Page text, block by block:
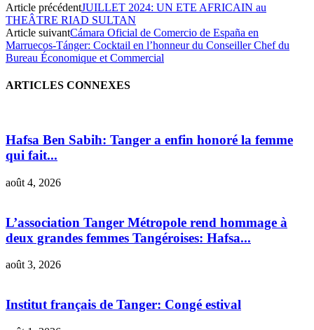
Article précédentJUILLET 2024: UN ETE AFRICAIN au
THEÂTRE RIAD SULTAN
Article suivantCámara Oficial de Comercio de España en
Marruecos-Tánger: Cocktail en l’honneur du Conseiller Chef du
Bureau Économique et Commercial
ARTICLES CONNEXES
Hafsa Ben Sabih: Tanger a enfin honoré la femme
qui fait...
août 4, 2026
L’association Tanger Métropole rend hommage à
deux grandes femmes Tangéroises: Hafsa...
août 3, 2026
Institut français de Tanger: Congé estival